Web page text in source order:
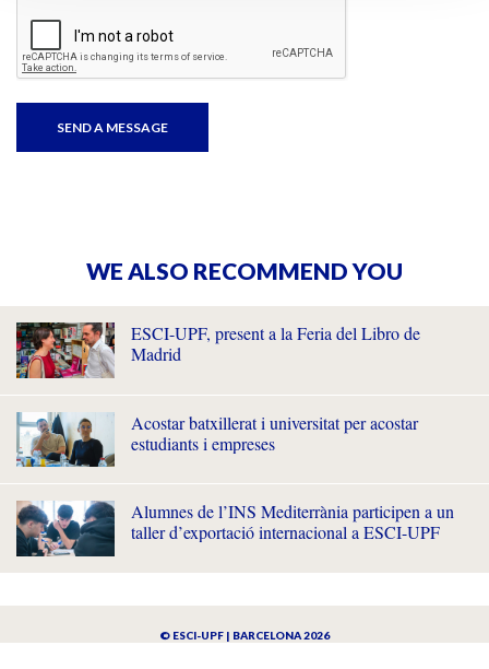
WE ALSO RECOMMEND YOU
ESCI-UPF, present a la Feria del Libro de
Madrid
Acostar batxillerat i universitat per acostar
estudiants i empreses
Alumnes de l’INS Mediterrània participen a un
taller d’exportació internacional a ESCI-UPF
© ESCI-UPF | BARCELONA 2026